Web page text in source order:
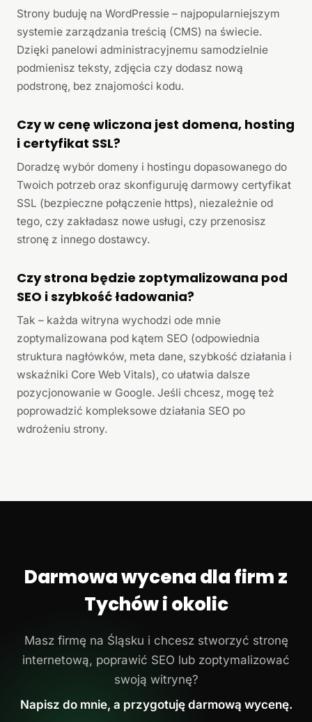
Strony buduję na WordPressie – najpopularniejszym
systemie zarządzania treścią (CMS) na świecie.
Dzięki panelowi administracyjnemu samodzielnie
podmienisz teksty, zdjęcia czy dodasz nową
podstronę, bez znajomości kodu.
Czy w cenę wliczona jest domena, hosting
i certyfikat SSL?
Doradzę wybór domeny i hostingu dopasowanego do
Twoich potrzeb oraz skonfiguruję darmowy certyfikat
SSL (bezpieczne połączenie https), niezależnie od
tego, czy zakładasz nowe usługi, czy przenosisz
stronę z innego dostawcy.
Czy strona będzie zoptymalizowana pod
SEO i szybkość ładowania?
Tak – każda witryna wychodzi ode mnie
zoptymalizowana pod kątem SEO (odpowiednia
struktura nagłówków, meta dane, szybkość działania i
wskaźniki Core Web Vitals), co ułatwia dalsze
pozycjonowanie w Google. Jeśli chcesz, mogę też
poprowadzić kompleksowe działania SEO po
wdrożeniu strony.
Darmowa wycena dla firm z
Tychów i okolic
Masz firmę na Śląsku i chcesz stworzyć stronę
internetową, poprawić SEO lub zoptymalizować
swoją witrynę?
Napisz do mnie, a przygotuję darmową wycenę.